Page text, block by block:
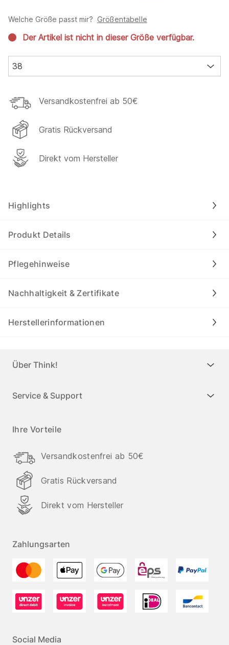
Welche Größe passt mir? Größentabelle
Der Artikel ist nicht in dieser Größe verfügbar.
38
Versandkostenfrei ab 50€
Gratis Rückversand
Direkt vom Hersteller
Highlights
Produkt Details
Pflegehinweise
Nachhaltigkeit & Zertifikate
Herstellerinformationen
Über Think!
Service & Support
Ihre Vorteile
Versandkostenfrei ab 50€
Gratis Rückversand
Direkt vom Hersteller
Zahlungsarten
Social Media